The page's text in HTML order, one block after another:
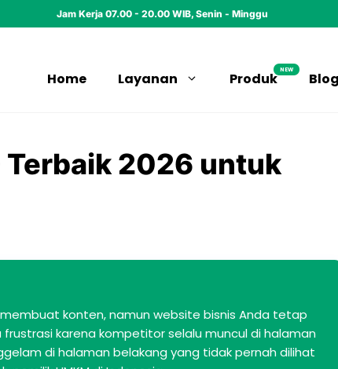
Jam Kerja 07.00 - 20.00 WIB, Senin - Minggu
Home Layanan Produk
NEW
Blog
Terbaik 2026 untuk
konten, namun website bisnis Anda tetap
karena kompetitor selalu muncul di halaman
di halaman belakang yang tidak pernah dilihat